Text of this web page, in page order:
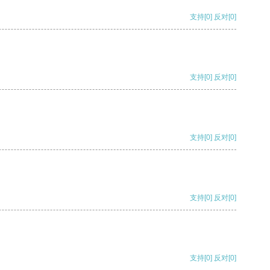
支持[0] 反对[0]
支持[0] 反对[0]
支持[0] 反对[0]
支持[0] 反对[0]
支持[0] 反对[0]